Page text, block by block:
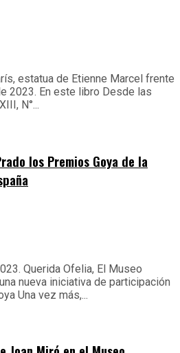
estatua de Etienne Marcel frente
2023. En este libro Desde las
N°...
los Premios Goya de la
Querida Ofelia, El Museo
nueva iniciativa de participación
Una vez más,...